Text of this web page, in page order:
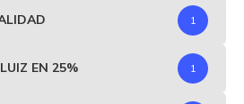
1
EN 25% 1